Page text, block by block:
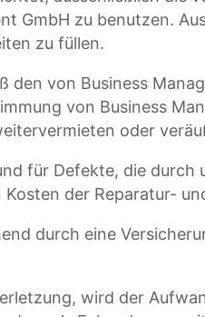
GmbH zu benutzen.
zu füllen.
den von Business
von Business
oder
für Defekte, die durch
der Reparatur-
durch eine
wird der